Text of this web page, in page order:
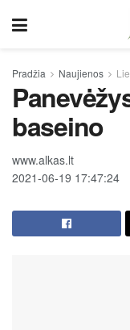
Pradžia Naujienos
baseino
www.alkas.lt
2021-06-19 17:47:24